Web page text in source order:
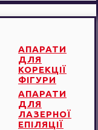
АПАРАТИ
ДЛЯ
КОРЕКЦІЇ
ФІГУРИ
АПАРАТИ
ДЛЯ
ЛАЗЕРНОЇ
ЕПІЛЯЦІЇ